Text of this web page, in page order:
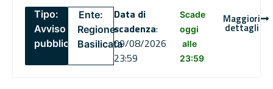
Tipo:
Avviso
pubblico
Ente:
Regione
Basilicata
Data di
scadenza:
09/08/2026
23:59
Scade
oggi
alle
23:59
Maggiori
dettagli